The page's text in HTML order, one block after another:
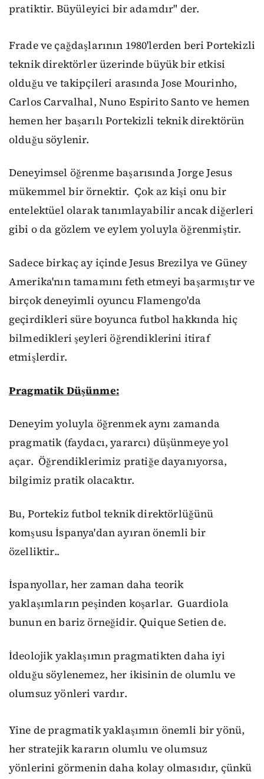
pratiktir. Büyüleyici bir adamdır" der.
Frade ve çağdaşlarının 1980'lerden beri Portekizli
teknik direktörlerüzerinde büyük bir etkisi
olduğuve takipçileri arasında Jose Mourinho,
Carlos Carvalhal, Nuno Espirito Santo ve hemen
hemen her başarılı Portekizli teknik direktörün
olduğu söylenir.
Deneyimsel öğrenme başarısındaJorge Jesus
mükemmel birörnektir. Çok az kişi onu bir
entelektüel olarak tanımlayabilir ancak diğerleri
gibi o da gözlem ve eylemyoluyla öğrenmiştir.
Sadece birkaç ay içinde Jesus Brezilya ve Güney
Amerika'nın tamamını feth etmeyi başarmıştırve
birçok deneyimli oyuncu Flamengo'da
geçirdikleri süre boyuncafutbolhakkında hiç
bilmedikleri şeyleriöğrendiklerini itiraf
etmişlerdir.
PragmatikDüşünme:
Deneyim yoluyla öğrenmek aynı zamanda
pragmatik (faydacı, yararcı) düşünmeye yol
açar. Öğrendiklerimiz pratiğe dayanıyorsa,
bilgimiz pratik olacaktır.
Bu, Portekiz futbolteknik direktörlüğünü
komşusu İspanya'dan ayıran önemli bir
özelliktir..
İspanyollar,her zaman daha teorik
yaklaşımların peşinden koşarlar. Guardiola
bunun en bariz örneğidir. Quique Setiende.
İdeolojik yaklaşımın pragmatikten daha iyi
olduğu söylenemez, her ikisinin de olumlu ve
olumsuz yönleri vardır.
Yine de pragmatik yaklaşımın önemli bir yönü,
her stratejik kararın olumlu ve olumsuz
yönlerini görmenin daha kolay olmasıdır, çünkü